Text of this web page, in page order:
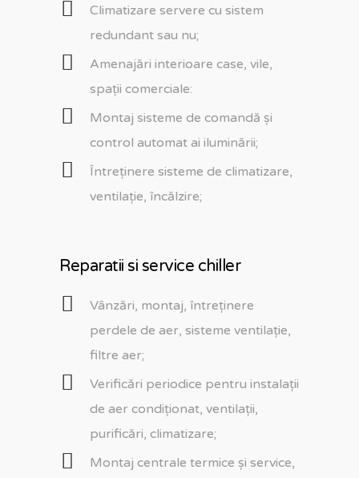
Climatizare servere cu sistem
redundant sau nu;
Amenajări interioare case, vile,
spații comerciale:
Montaj sisteme de comandă și
control automat ai iluminării;
Întreținere sisteme de climatizare,
ventilație, încălzire;
Reparatii si service chiller
Vânzări, montaj, întreținere
perdele de aer, sisteme ventilație,
filtre aer;
Verificări periodice pentru instalații
de aer condiționat, ventilații,
purificări, climatizare;
Montaj centrale termice și service,